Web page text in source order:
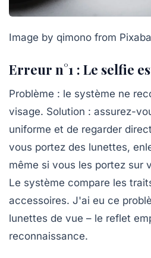
Image by qimono from
Erreur n°1 : Le selfie
Problème : le système ne
visage. Solution : assurez-
uniforme et de regarder
vous portez des lunettes,
même si vous les portez sur
Le système compare les
accessoires. J'ai eu ce
lunettes de vue – le reflet
reconnaissance.